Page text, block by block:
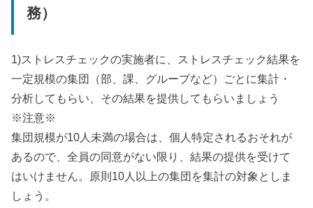
務）
1)ストレスチェックの実施者に、ストレスチェック結果を
一定規模の集団（部、課、グループなど）ごとに集計・
分析してもらい、その結果を提供してもらいましょう
※注意※
集団規模が10人未満の場合は、個人特定されるおそれが
あるので、全員の同意がない限り、結果の提供を受けて
はいけません。原則10人以上の集団を集計の対象としま
しょう。